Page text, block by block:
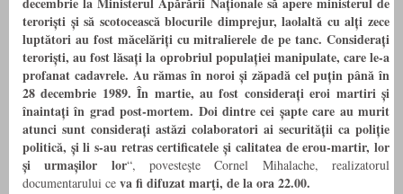
teroriști și să scotocească blocurile dimprejur, laolaltă cu alți zece
luptători au fost măcelăriți cu mitralierele de pe tanc. Considerați
teroriști, au fost lăsați la oprobriul populației manipulate, care le-a
profanat cadavrele. Au rămas în noroi și zăpadă cel puțin până în
28 decembrie 1989. În martie, au fost considerați eroi martiri și
înaintați în grad post-mortem. Doi dintre cei șapte care au murit
atunci sunt considerați astăzi colaboratori ai securității ca poliție
politică, și li s-au retras certificatele și calitatea de erou-martir, lor
și urmașilor lor“, povesteşte Cornel Mihalache, realizatorul
documentarului ce va fi difuzat marţi, de la ora 22.00.